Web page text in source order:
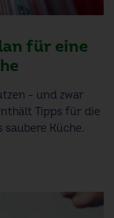
für eine
– und zwar
Tipps für die
saubere Küche.